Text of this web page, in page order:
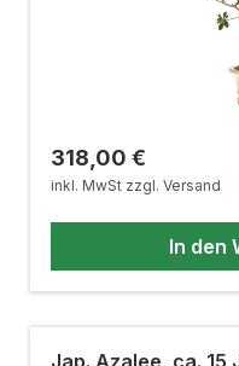
Regulärer Preis:
318,00 €
inkl. MwSt zzgl. Versand
In den
Jap. Azalee, ca. 15